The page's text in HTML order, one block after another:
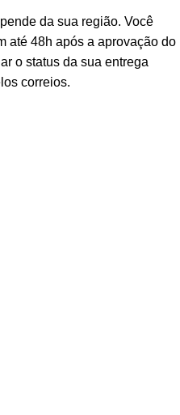
da sua região. Você
até 48h após a aprovação do
o status da sua entrega
correios.